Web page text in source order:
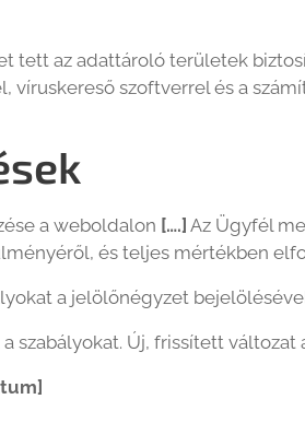
tett az adattároló területek
víruskereső szoftverrel és a
a weboldalon [….] Az Ügyfél
és teljes mértékben
a jelölőnégyzet
szabályokat. Új, frissített